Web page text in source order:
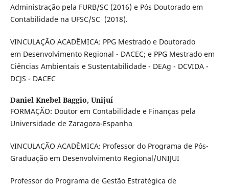
Administração pela FURB/SC (2016) e Pós Doutorado em
Contabilidade na UFSC/SC (2018).
VINCULAÇÃO ACADÊMICA: PPG Mestrado e Doutorado
em Desenvolvimento Regional - DACEC; e PPG Mestrado em
Ciências Ambientais e Sustentabilidade - DEAg - DCVIDA -
DCJS - DACEC
Daniel Knebel Baggio, Unijuí
FORMAÇÃO: Doutor em Contabilidade e Finanças pela
Universidade de Zaragoza-Espanha
VINCULAÇÃO ACADÊMICA: Professor do Programa de Pós-
Graduação em Desenvolvimento Regional/UNIJUI
Professor do Programa de Gestão Estratégica de